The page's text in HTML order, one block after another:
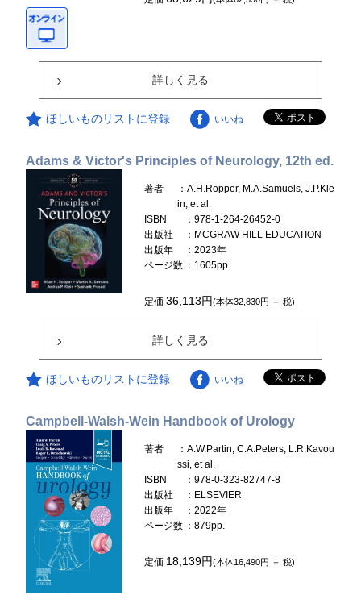
詳しく見る
ほしいものリストに登録 いいね
Adams & Victor's Principles of Neurology, 12th ed.
著者
：A.H.Ropper, M.A.Samuels, J.P.Kle
in, et al.
ISBN
：978-1-264-26452-0
出版社
：MCGRAW HILL EDUCATION
出版年
：2023年
ページ数 ：1605pp.
定価36,113円(本体32,830円 ＋ 税)
詳しく見る
ほしいものリストに登録 いいね
Campbell-Walsh-Wein Handbook of Urology
著者
：A.W.Partin, C.A.Peters, L.R.Kavou
ssi, et al.
ISBN
：978-0-323-82747-8
出版社
：ELSEVIER
出版年
：2022年
ページ数 ：879pp.
定価 18,139円(本体16,490円 ＋ 税)